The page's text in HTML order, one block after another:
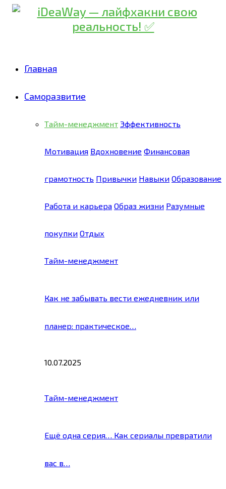
Главная
Саморазвитие
Тайм-менеджмент Эффективность
Мотивация Вдохновение Финансовая
грамотность Привычки Навыки Образование
Работа и карьера Образ жизни Разумные
покупки Отдых
Тайм-менеджмент
Как не забывать вести ежедневник или
планер: практическое…
10.07.2025
Тайм-менеджмент
Ещё одна серия… Как сериалы превратили
вас в…